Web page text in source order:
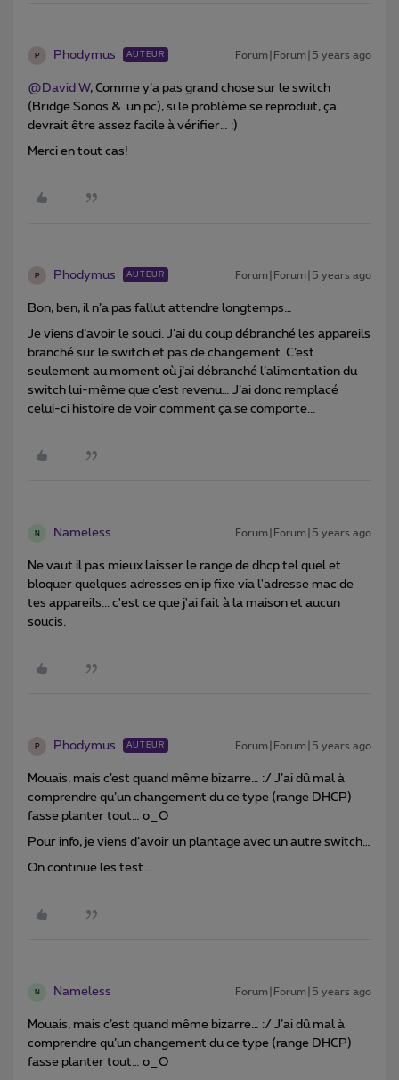
P Phodymus AUTEUR Forum|Forum|5 years ago
@David W, Comme y’a pas grand chose sur le switch
(Bridge Sonos & un pc), si le problème se reproduit, ça
devrait être assez facile à vérifier… :)
Merci en tout cas!
P Phodymus AUTEUR Forum|Forum|5 years ago
Bon, ben, il n’a pas fallut attendre longtemps…
Je viens d’avoir le souci. J’ai du coup débranché les appareils
branché sur le switch et pas de changement. C’est
seulement au moment où j’ai débranché l’alimentation du
switch lui-même que c’est revenu… J’ai donc remplacé
celui-ci histoire de voir comment ça se comporte...
N Nameless Forum|Forum|5 years ago
Ne vaut il pas mieux laisser le range de dhcp tel quel et
bloquer quelques adresses en ip fixe via l'adresse mac de
tes appareils... c'est ce que j'ai fait à la maison et aucun
soucis.
P Phodymus AUTEUR Forum|Forum|5 years ago
Mouais, mais c’est quand même bizarre… :/ J’ai dû mal à
comprendre qu’un changement du ce type (range DHCP)
fasse planter tout… o_O
Pour info, je viens d’avoir un plantage avec un autre switch…
On continue les test...
N Nameless Forum|Forum|5 years ago
Mouais, mais c’est quand même bizarre… :/ J’ai dû mal à
comprendre qu’un changement du ce type (range DHCP)
fasse planter tout… o_O